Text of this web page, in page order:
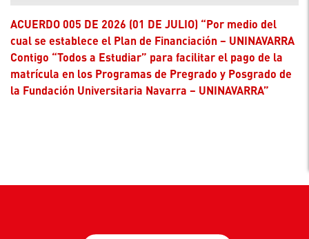
ACUERDO 005 DE 2026 (01 DE JULIO) “Por medio del
cual se establece el Plan de Financiación – UNINAVARRA
Contigo “Todos a Estudiar” para facilitar el pago de la
matrícula en los Programas de Pregrado y Posgrado de
la Fundación Universitaria Navarra – UNINAVARRA”